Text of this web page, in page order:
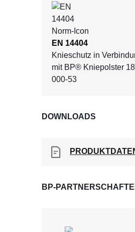
EN 14404
Knieschutz in
mit BP® Kniepolster
000-53
DOWNLOADS
BP-